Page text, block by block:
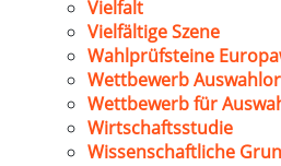
Vielfalt
Vielfältige Szene
Wahlprüfsteine
Wettbewerb
Wettbewerb für
Wirtschaftsstudie
Wissenschaftliche